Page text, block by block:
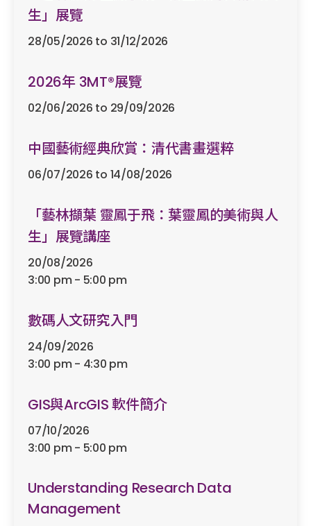
分館
生」展覽
28/05/2026 to 31/12/2026
2026年 3MT®展覽
02/06/2026 to 29/09/2026
中國藝術經典欣賞：清代書畫選粹
06/07/2026 to 14/08/2026
「藝林擷葉 靈鳳于飛：葉靈鳳的美術與人
生」展覽講座
20/08/2026
3:00 pm - 5:00 pm
數碼人文研究入門
24/09/2026
3:00 pm - 4:30 pm
GIS與ArcGIS 軟件簡介
07/10/2026
3:00 pm - 5:00 pm
Understanding Research Data
Management